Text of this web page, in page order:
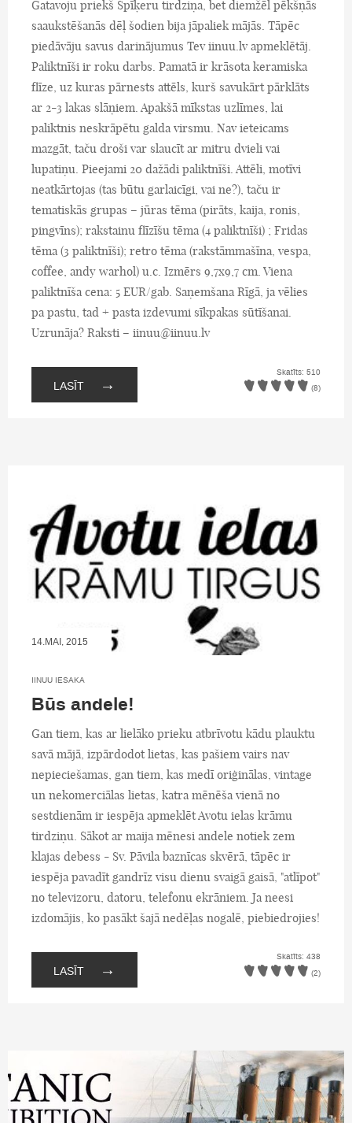
Gatavoju priekš Spīķeru tirdziņa, bet diemžēl pēkšņās
saaukstēšanās dēļ šodien bija jāpaliek mājās. Tāpēc
piedāvāju savus darinājumus Tev iinuu.lv apmeklētāj.
Paliktnīši ir roku darbs. Pamatā ir krāsota keramiska
flīze, uz kuras pārnests attēls, kurš savukārt pārklāts
ar 2-3 lakas slāņiem. Apakšā mīkstas uzlīmes, lai
paliktnis neskrāpētu galda virsmu. Nav ieteicams
mazgāt, taču droši var slaucīt ar mitru dvieli vai
lupatiņu. Pieejami 20 dažādi paliktnīši. Attēli, motīvi
neatkārtojas (tas būtu garlaicīgi, vai ne?), taču ir
tematiskās grupas – jūras tēma (pirāts, kaija, ronis,
pingvīns); rakstainu flīzīšu tēma (4 paliktnīši) ; Fridas
tēma (3 paliktnīši); retro tēma (rakstāmmašīna, vespa,
coffee, andy warhol) u.c. Izmērs 9,7x9,7 cm. Viena
paliktnīša cena: 5 EUR/gab. Saņemšana Rīgā, ja vēlies
pa pastu, tad + pasta izdevumi sīkpakas sūtīšanai.
Uzrunāja? Raksti – iinuu@iinuu.lv
LASĪT →
Skatīts: 510
(8)
14.MAI, 2015
IINUU IESAKA
Būs andele!
Gan tiem, kas ar lielāko prieku atbrīvotu kādu plauktu
savā mājā, izpārdodot lietas, kas pašiem vairs nav
nepieciešamas, gan tiem, kas medī oriģinālas, vintage
un nekomerciālas lietas, katra mēnēša vienā no
sestdienām ir iespēja apmeklēt Avotu ielas krāmu
tirdziņu. Sākot ar maija mēnesi andele notiek zem
klajas debess - Sv. Pāvila baznīcas skvērā, tāpēc ir
iespēja pavadīt gandrīz visu dienu svaigā gaisā, "atlīpot"
no televizoru, datoru, telefonu ekrāniem. Ja neesi
izdomājis, ko pasākt šajā nedēļas nogalē, piebiedrojies!
LASĪT →
Skatīts: 438
(2)